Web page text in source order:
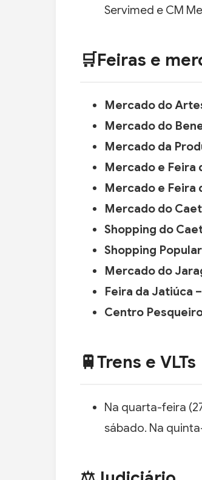
Servimed e CM
🛒Feiras e
Mercado do
Mercado do
Mercado da
Mercado e Feira
Mercado e Feira
Mercado do
Shopping do
Shopping
Mercado do
Feira da Jatiúca –
Centro
🚆Trens e VLTs
Na quarta-feira
sábado. Na